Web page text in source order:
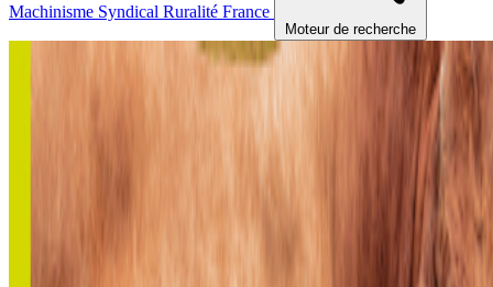
Machinisme Syndical Ruralité France
Moteur de recherche